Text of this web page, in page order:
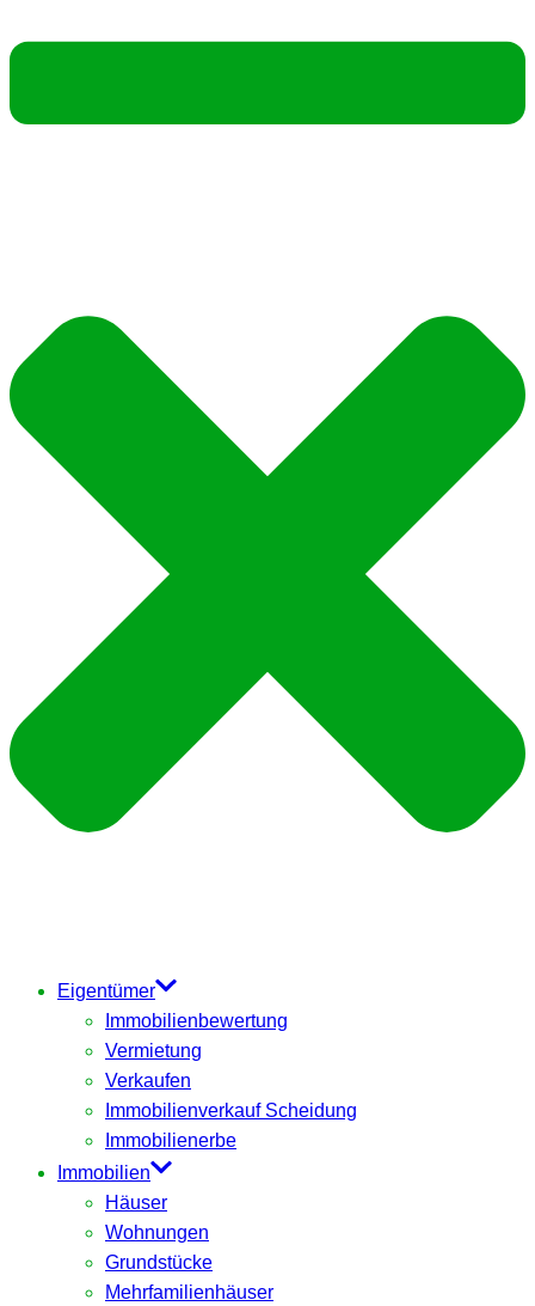
Eigentümer
Immobilienbewertung
Vermietung
Verkaufen
Immobilienverkauf Scheidung
Immobilienerbe
Immobilien
Häuser
Wohnungen
Grundstücke
Mehrfamilienhäuser